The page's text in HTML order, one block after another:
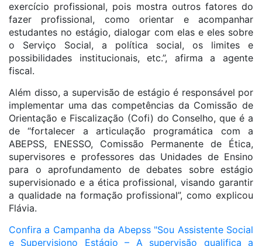
exercício profissional, pois mostra outros fatores do
fazer profissional, como orientar e acompanhar
estudantes no estágio, dialogar com elas e eles sobre
o Serviço Social, a política social, os limites e
possibilidades institucionais, etc.”, afirma a agente
fiscal.
Além disso, a supervisão de estágio é responsável por
implementar uma das competências da Comissão de
Orientação e Fiscalização (Cofi) do Conselho, que é a
de “fortalecer a articulação programática com a
ABEPSS, ENESSO, Comissão Permanente de Ética,
supervisores e professores das Unidades de Ensino
para o aprofundamento de debates sobre estágio
supervisionado e a ética profissional, visando garantir
a qualidade na formação profissional”, como explicou
Flávia.
Confira a Campanha da Abepss "Sou Assistente Social
e Supervisiono Estágio – A supervisão qualifica a